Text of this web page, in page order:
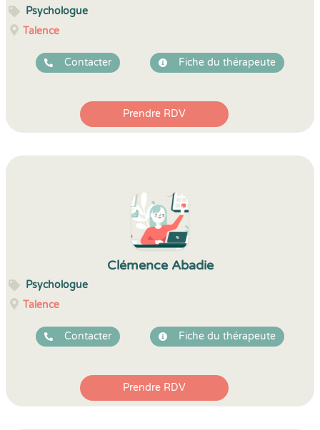
Psychologue
Talence
Contacter Fiche du thérapeute
Prendre RDV
Clémence Abadie
Psychologue
Talence
Contacter Fiche du thérapeute
Prendre RDV